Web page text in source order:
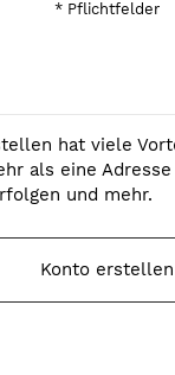
hat viele
als eine
und mehr.
Konto erstellen